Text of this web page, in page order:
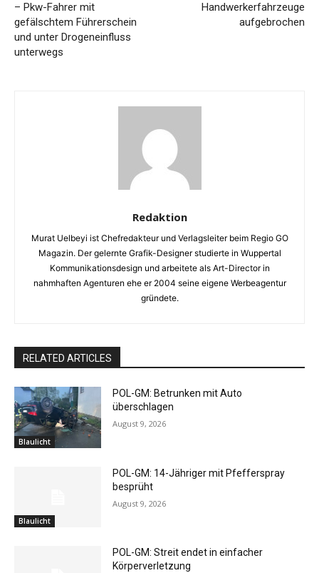
– Pkw-Fahrer mit
gefälschtem Führerschein
und unter Drogeneinfluss
unterwegs
Handwerkerfahrzeuge
aufgebrochen
Redaktion
Murat Uelbeyi ist Chefredakteur und Verlagsleiter beim Regio GO
Magazin. Der gelernte Grafik-Designer studierte in Wuppertal
Kommunikationsdesign und arbeitete als Art-Director in
nahmhaften Agenturen ehe er 2004 seine eigene Werbeagentur
gründete.
RELATED ARTICLES
Blaulicht
POL-GM: Betrunken mit Auto
überschlagen
August 9, 2026
Blaulicht
POL-GM: 14-Jähriger mit Pfefferspray
besprüht
August 9, 2026
POL-GM: Streit endet in einfacher
Körperverletzung